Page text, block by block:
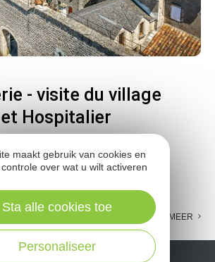
- visite du village
Hospitalier
FACEBOOK MEER
maakt gebruik van cookies en
over wat u wilt activeren
Personaliseer
Sta alle cookies toe